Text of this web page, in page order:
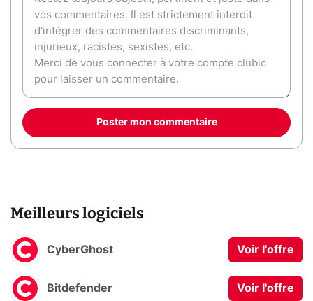
Poster mon commentaire
Meilleurs logiciels
CyberGhost Voir l'offre
Bitdefender Voir l'offre